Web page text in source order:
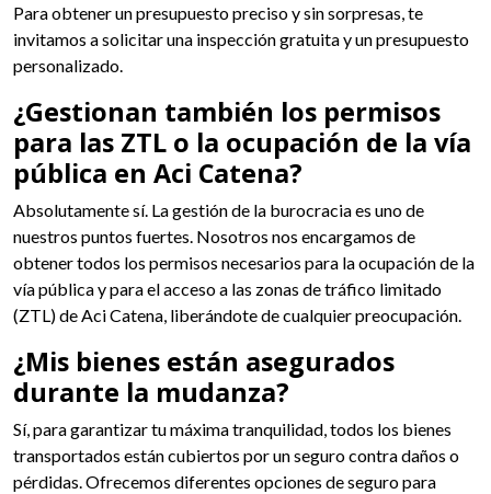
Para obtener un presupuesto preciso y sin sorpresas, te
invitamos a solicitar una inspección gratuita y un presupuesto
personalizado.
¿Gestionan también los permisos
para las ZTL o la ocupación de la vía
pública en Aci Catena?
Absolutamente sí. La gestión de la burocracia es uno de
nuestros puntos fuertes. Nosotros nos encargamos de
obtener todos los permisos necesarios para la ocupación de la
vía pública y para el acceso a las zonas de tráfico limitado
(ZTL) de Aci Catena, liberándote de cualquier preocupación.
¿Mis bienes están asegurados
durante la mudanza?
Sí, para garantizar tu máxima tranquilidad, todos los bienes
transportados están cubiertos por un seguro contra daños o
pérdidas. Ofrecemos diferentes opciones de seguro para